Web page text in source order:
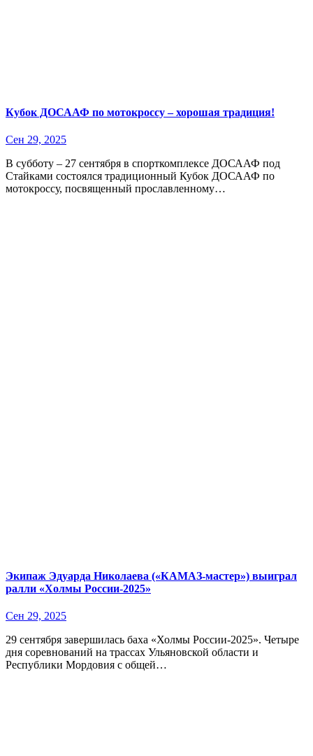
Кубок ДОСААФ по мотокроссу – хорошая традиция!
Сен 29, 2025
В субботу – 27 сентября в спорткомплексе ДОСААФ под
Стайками состоялся традиционный Кубок ДОСААФ по
мотокроссу, посвященный прославленному…
Экипаж Эдуарда Николаева («КАМАЗ-мастер») выиграл
ралли «Холмы России-2025»
Сен 29, 2025
29 сентября завершилась баха «Холмы России-2025». Четыре
дня соревнований на трассах Ульяновской области и
Республики Мордовия с общей…